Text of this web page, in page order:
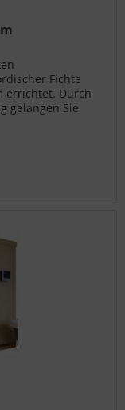
Fichte
errichtet. Durch
gelangen Sie